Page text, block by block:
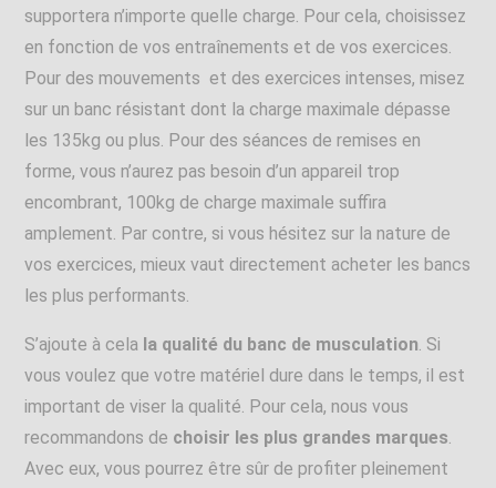
supportera n’importe quelle charge. Pour cela, choisissez
en fonction de vos entraînements et de vos exercices.
Pour des mouvements et des exercices intenses, misez
sur un banc résistant dont la charge maximale dépasse
les 135kg ou plus. Pour des séances de remises en
forme, vous n’aurez pas besoin d’un appareil trop
encombrant, 100kg de charge maximale suffira
amplement. Par contre, si vous hésitez sur la nature de
vos exercices, mieux vaut directement acheter les bancs
les plus performants.
S’ajoute à cela la qualité du banc de musculation. Si
vous voulez que votre matériel dure dans le temps, il est
important de viser la qualité. Pour cela, nous vous
recommandons de choisir les plus grandes marques.
Avec eux, vous pourrez être sûr de profiter pleinement